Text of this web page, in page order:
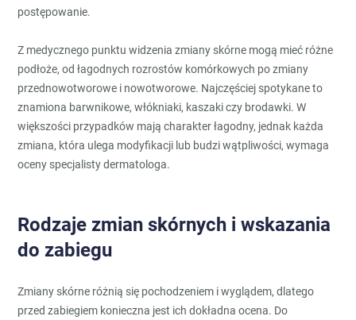
postępowanie.
Z medycznego punktu widzenia zmiany skórne mogą mieć różne
podłoże, od łagodnych rozrostów komórkowych po zmiany
przednowotworowe i nowotworowe. Najczęściej spotykane to
znamiona barwnikowe, włókniaki, kaszaki czy brodawki. W
większości przypadków mają charakter łagodny, jednak każda
zmiana, która ulega modyfikacji lub budzi wątpliwości, wymaga
oceny specjalisty dermatologa.
Rodzaje zmian skórnych i wskazania
do zabiegu
Zmiany skórne różnią się pochodzeniem i wyglądem, dlatego
przed zabiegiem konieczna jest ich dokładna ocena. Do